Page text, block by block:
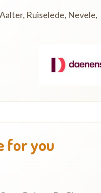
Ruiselede, Nevele,
for you